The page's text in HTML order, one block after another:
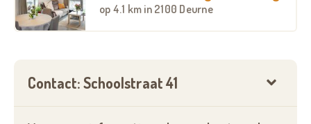
Alle woonunits zijn erkende assistentiewoningen
Bewoners kunnen er steeds terecht bij de
dienstverlening. Tijdens de nacht of bij
noodsituaties kunnen bewoners beroep doen op
professionele hulpverleners. Ouderen met
op 4.1 km in 2100 Deurne
Contact: Schoolstraat 41